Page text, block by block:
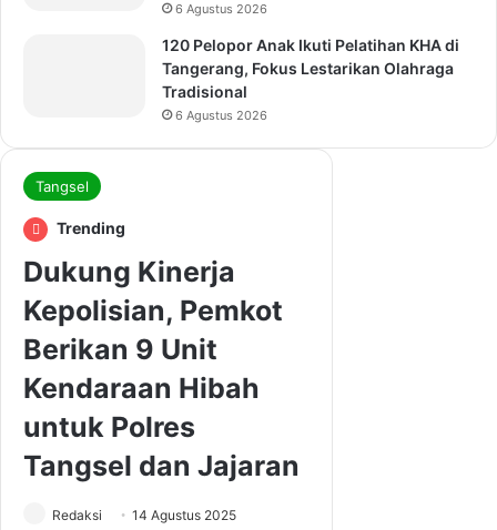
6 Agustus 2026
120 Pelopor Anak Ikuti Pelatihan KHA di
Tangerang, Fokus Lestarikan Olahraga
Tradisional
6 Agustus 2026